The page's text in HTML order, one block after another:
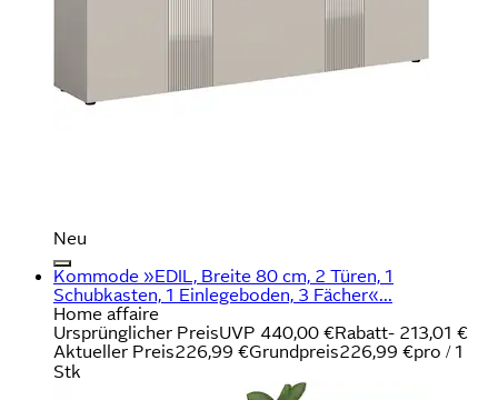
Neu
Kommode »EDIL, Breite 80 cm, 2 Türen, 1
Schubkasten, 1 Einlegeboden, 3 Fächer«...
Home affaire
Ursprünglicher PreisUVP 440,00 €Rabatt- 213,01 €
Aktueller Preis226,99 €Grundpreis226,99 €pro / 1
Stk